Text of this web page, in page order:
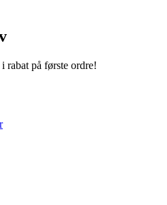
rabat på første ordre!